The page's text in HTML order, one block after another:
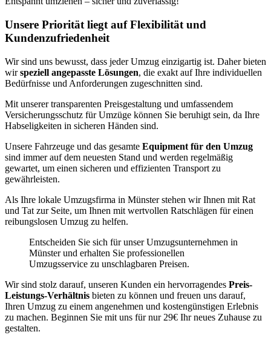
Unsere Priorität liegt auf Flexibilität und
Kundenzufriedenheit
Wir sind uns bewusst, dass jeder Umzug einzigartig ist. Daher bieten
wirspeziell angepasste Lösungen, die exakt auf Ihre individuellen
Bedürfnisse und Anforderungen zugeschnitten sind.
Mit unserer transparenten Preisgestaltung und umfassendem
Versicherungsschutz für Umzüge können Sie beruhigt sein, da Ihre
Habseligkeiten in sicheren Händen sind.
Unsere Fahrzeuge und das gesamte Equipment für den Umzug
sind immer auf dem neuesten Stand und werden regelmäßig
gewartet, um einen sicheren und effizienten Transport zu
gewährleisten.
Als Ihre lokale Umzugsfirma in Münster stehen wir Ihnen mit Rat
und Tat zur Seite, um Ihnen mit wertvollen Ratschlägen für einen
reibungslosen Umzug zu helfen.
Entscheiden Sie sich für unser Umzugsunternehmen in
Münster und erhalten Sie professionellen
Umzugsservice zu unschlagbaren Preisen.
Wir sind stolz darauf, unseren Kunden ein hervorragendes Preis-
Leistungs-Verhältnis bieten zu können und freuen uns darauf,
Ihren Umzug zu einem angenehmen und kostengünstigen Erlebnis
zu machen. Beginnen Sie mit uns für nur 29€ Ihr neues Zuhause zu
gestalten.